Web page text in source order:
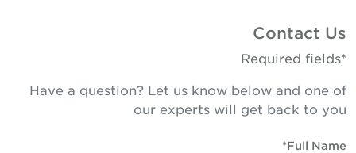
Contact Us
Have a question? Let us know below and one of
our experts will get back to you
Full Name*